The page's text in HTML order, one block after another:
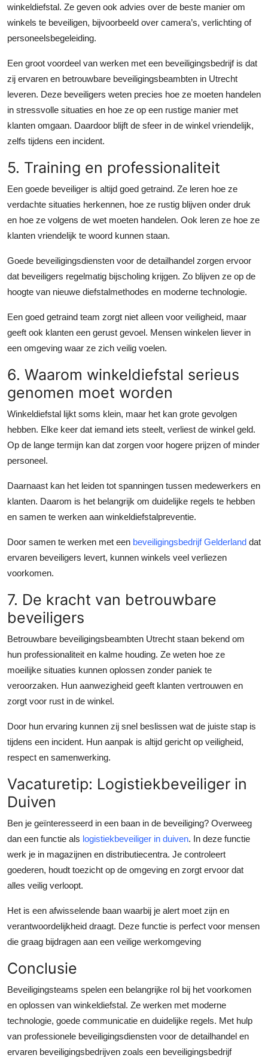
winkeldiefstal. Ze geven ook advies over de beste manier om
winkels te beveiligen, bijvoorbeeld over camera’s, verlichting of
personeelsbegeleiding.
Een groot voordeel van werken met een beveiligingsbedrijf is dat
zij ervaren en betrouwbare beveiligingsbeambten in Utrecht
leveren. Deze beveiligers weten precies hoe ze moeten handelen
in stressvolle situaties en hoe ze op een rustige manier met
klanten omgaan. Daardoor blijft de sfeer in de winkel vriendelijk,
zelfs tijdens een incident.
5. Training en professionaliteit
Een goede beveiliger is altijd goed getraind. Ze leren hoe ze
verdachte situaties herkennen, hoe ze rustig blijven onder druk
en hoe ze volgens de wet moeten handelen. Ook leren ze hoe ze
klanten vriendelijk te woord kunnen staan.
Goede beveiligingsdiensten voor de detailhandel zorgen ervoor
dat beveiligers regelmatig bijscholing krijgen. Zo blijven ze op de
hoogte van nieuwe diefstalmethodes en moderne technologie.
Een goed getraind team zorgt niet alleen voor veiligheid, maar
geeft ook klanten een gerust gevoel. Mensen winkelen liever in
een omgeving waar ze zich veilig voelen.
6. Waarom winkeldiefstal serieus
genomen moet worden
Winkeldiefstal lijkt soms klein, maar het kan grote gevolgen
hebben. Elke keer dat iemand iets steelt, verliest de winkel geld.
Op de lange termijn kan dat zorgen voor hogere prijzen of minder
personeel.
Daarnaast kan het leiden tot spanningen tussen medewerkers en
klanten. Daarom is het belangrijk om duidelijke regels te hebben
en samen te werken aan winkeldiefstalpreventie.
Door samen te werken met een beveiligingsbedrijf Gelderland dat
ervaren beveiligers levert, kunnen winkels veel verliezen
voorkomen.
7. De kracht van betrouwbare
beveiligers
Betrouwbare beveiligingsbeambten Utrecht staan bekend om
hun professionaliteit en kalme houding. Ze weten hoe ze
moeilijke situaties kunnen oplossen zonder paniek te
veroorzaken. Hun aanwezigheid geeft klanten vertrouwen en
zorgt voor rust in de winkel.
Door hun ervaring kunnen zij snel beslissen wat de juiste stap is
tijdens een incident. Hun aanpak is altijd gericht op veiligheid,
respect en samenwerking.
Vacaturetip: Logistiekbeveiliger in
Duiven
Ben je geïnteresseerd in een baan in de beveiliging? Overweeg
dan een functie als logistiekbeveiliger in duiven. In deze functie
werk je in magazijnen en distributiecentra. Je controleert
goederen, houdt toezicht op de omgeving en zorgt ervoor dat
alles veilig verloopt.
Het is een afwisselende baan waarbij je alert moet zijn en
verantwoordelijkheid draagt. Deze functie is perfect voor mensen
die graag bijdragen aan een veilige werkomgeving
Conclusie
Beveiligingsteams spelen een belangrijke rol bij het voorkomen
en oplossen van winkeldiefstal. Ze werken met moderne
technologie, goede communicatie en duidelijke regels. Met hulp
van professionele beveiligingsdiensten voor de detailhandel en
ervaren beveiligingsbedrijven zoals een beveiligingsbedrijf